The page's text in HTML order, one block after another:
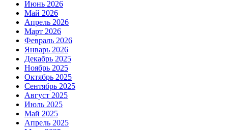
Июнь 2026
Май 2026
Апрель 2026
Март 2026
Февраль 2026
Январь 2026
Декабрь 2025
Ноябрь 2025
Октябрь 2025
Сентябрь 2025
Август 2025
Июль 2025
Май 2025
Апрель 2025